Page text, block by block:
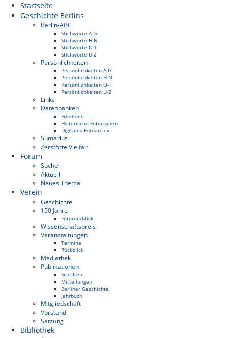
Startseite
Geschichte Berlins
Berlin-ABC
Stichworte A-G
Stichworte H-N
Stichworte O-T
Stichworte U-Z
Persönlichkeiten
Persönlichkeiten A-G
Persönlichkeiten H-N
Persönlichkeiten O-T
Persönlichkeiten U-Z
Links
Datenbanken
Friedhöfe
Historische Fotografien
Digitales Fotoarchiv
Sumarius
Zerstörte Vielfalt
Forum
Suche
Aktuell
Neues Thema
Verein
Geschichte
150 Jahre
Fotorückblick
Wissenschaftspreis
Veranstaltungen
Termine
Rückblick
Mediathek
Publikationen
Schriften
Mitteilungen
Berliner Geschichte
Jahrbuch
Mitgliedschaft
Vorstand
Satzung
Bibliothek